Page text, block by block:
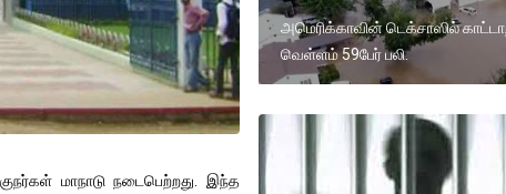
மாநாடு நடைபெற்றது. இந்த
அமெரிக்காவின் டெக்சாஸில்
வெள்ளம் 59பேர் பலி.